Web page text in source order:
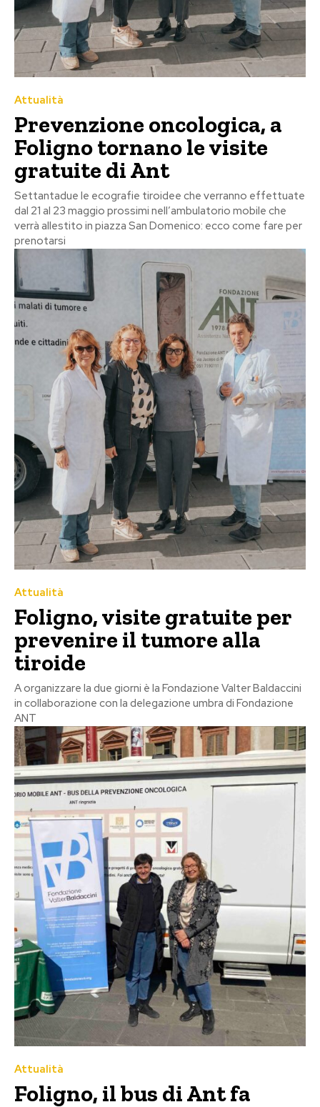
Attualità
Prevenzione oncologica, a
Foligno tornano le visite
gratuite di Ant
Settantadue le ecografie tiroidee che verranno effettuate
dal 21 al 23 maggio prossimi nell’ambulatorio mobile che
verrà allestito in piazza San Domenico: ecco come fare per
prenotarsi
Attualità
Foligno, visite gratuite per
prevenire il tumore alla
tiroide
A organizzare la due giorni è la Fondazione Valter Baldaccini
in collaborazione con la delegazione umbra di Fondazione
ANT
Attualità
Foligno, il bus di Ant fa